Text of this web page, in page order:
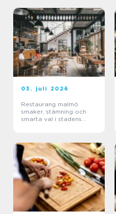
03. juli 2026
Restaurang malmö
smaker, stämning och
smarta val i stadens